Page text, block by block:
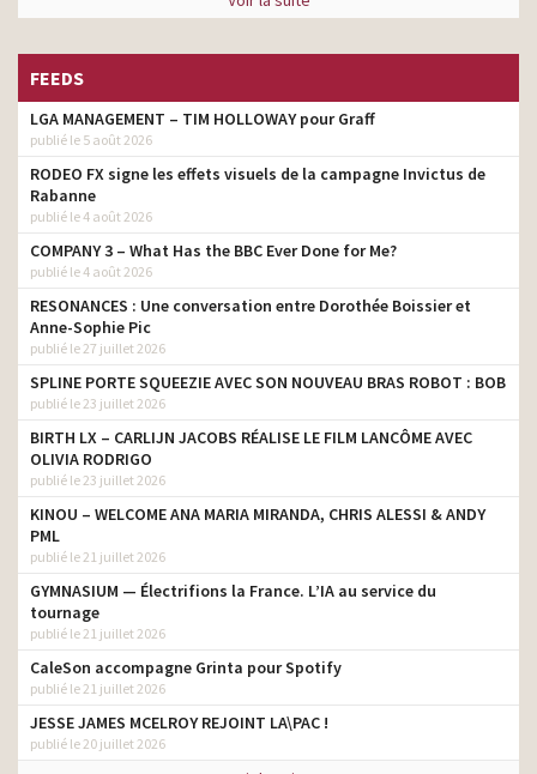
FEEDS
LGA MANAGEMENT – TIM HOLLOWAY pour Graff
publié le 5 août 2026
RODEO FX signe les effets visuels de la campagne Invictus de
Rabanne
publié le 4 août 2026
COMPANY 3 – What Has the BBC Ever Done for Me?
publié le 4 août 2026
RESONANCES : Une conversation entre Dorothée Boissier et
Anne-Sophie Pic
publié le 27 juillet 2026
SPLINE PORTE SQUEEZIE AVEC SON NOUVEAU BRAS ROBOT : BOB
publié le 23 juillet 2026
BIRTH LX – CARLIJN JACOBS RÉALISE LE FILM LANCÔME AVEC
OLIVIA RODRIGO
publié le 23 juillet 2026
KINOU – WELCOME ANA MARIA MIRANDA, CHRIS ALESSI & ANDY
PML
publié le 21 juillet 2026
GYMNASIUM — Électrifions la France. L’IA au service du
tournage
publié le 21 juillet 2026
CaleSon accompagne Grinta pour Spotify
publié le 21 juillet 2026
JESSE JAMES MCELROY REJOINT LA\PAC !
publié le 20 juillet 2026